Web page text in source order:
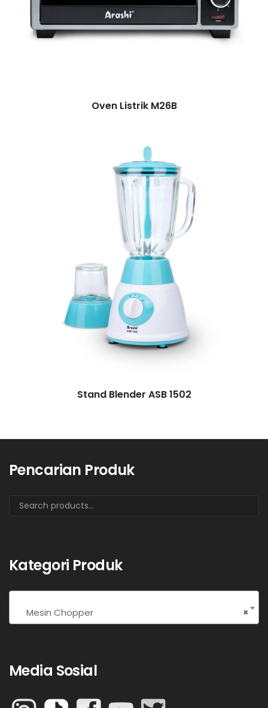
Oven Listrik M26B
Stand Blender ASB 1502
Pencarian Produk
Kategori Produk
×
Mesin Chopper
Media Sosial